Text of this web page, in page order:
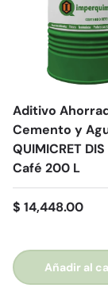
Aditivo
Cemento y
QUIMICRET
Café 200 L
Precio normal
$ 14,448.00
Añadir al